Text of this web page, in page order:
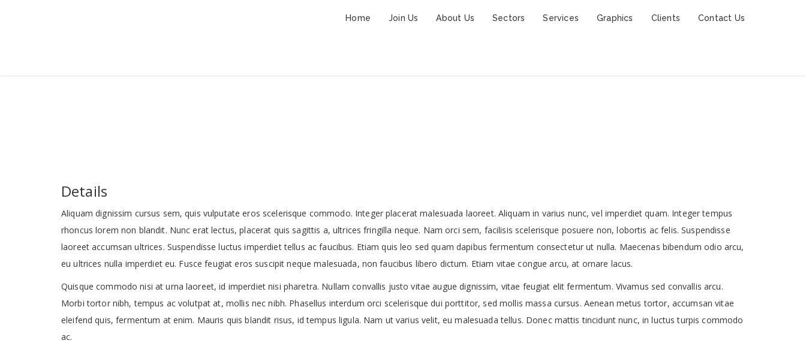
Home Join Us About Us Sectors Services Graphics Clients Contact Us
Details
Aliquam dignissim cursus sem, quis vulputate eros scelerisque commodo. Integer placerat malesuada laoreet. Aliquam in varius nunc, vel imperdiet quam. Integer tempus
rhoncus lorem non blandit. Nunc erat lectus, placerat quis sagittis a, ultrices fringilla neque. Nam orci sem, facilisis scelerisque posuere non, lobortis ac felis. Suspendisse
laoreet accumsan ultrices. Suspendisse luctus imperdiet tellus ac faucibus. Etiam quis leo sed quam dapibus fermentum consectetur ut nulla. Maecenas bibendum odio arcu,
eu ultrices nulla imperdiet eu. Fusce feugiat eros suscipit neque malesuada, non faucibus libero dictum. Etiam vitae congue arcu, at ornare lacus.
Quisque commodo nisi at urna laoreet, id imperdiet nisi pharetra. Nullam convallis justo vitae augue dignissim, vitae feugiat elit fermentum. Vivamus sed convallis arcu.
Morbi tortor nibh, tempus ac volutpat at, mollis nec nibh. Phasellus interdum orci scelerisque dui porttitor, sed mollis massa cursus. Aenean metus tortor, accumsan vitae
eleifend quis, fermentum at enim. Mauris quis blandit risus, id tempus ligula. Nam ut varius velit, eu malesuada tellus. Donec mattis tincidunt nunc, in luctus turpis commodo
ac.